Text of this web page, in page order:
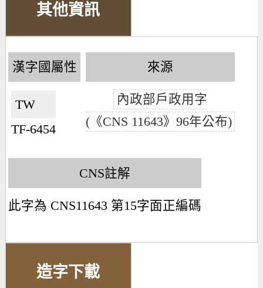
其他資訊
漢字國屬性
TW🇹🇼
TF-6454
來源
內政部戶政用字
(《CNS 11643》96年公布)
CNS註解
此字為 CNS11643 第15字面正編碼
造字下載